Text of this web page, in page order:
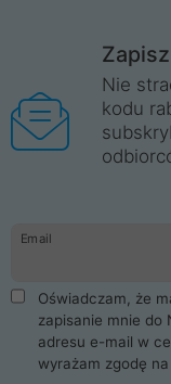
Nie
kodu
Email
Oświadczam, że
zapisanie mnie do
adresu e-mail w
wyrażam zgodę